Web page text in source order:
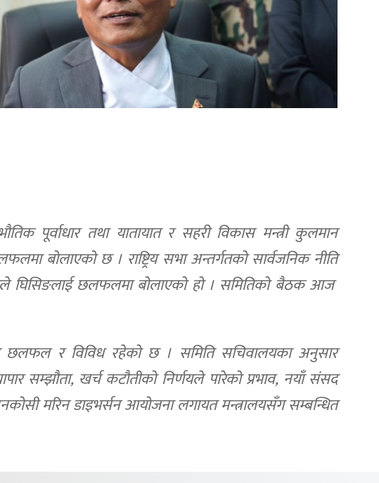
पूर्वाधार तथा यातायात र सहरी विकास मन्त्री कुलमान
बोलाएको छ । राष्ट्रिय सभा अन्तर्गतको सार्वजनिक नीति
घिसिङलाई छलफलमा बोलाएको हो । समितिको बैठक आज
र विविध रहेको छ । समिति सचिवालयका अनुसार
सम्झौता, खर्च कटौतीको निर्णयले पारेको प्रभाव, नयाँ संसद
मरिन डाइभर्सन आयोजना लगायत मन्त्रालयसँग सम्बन्धित